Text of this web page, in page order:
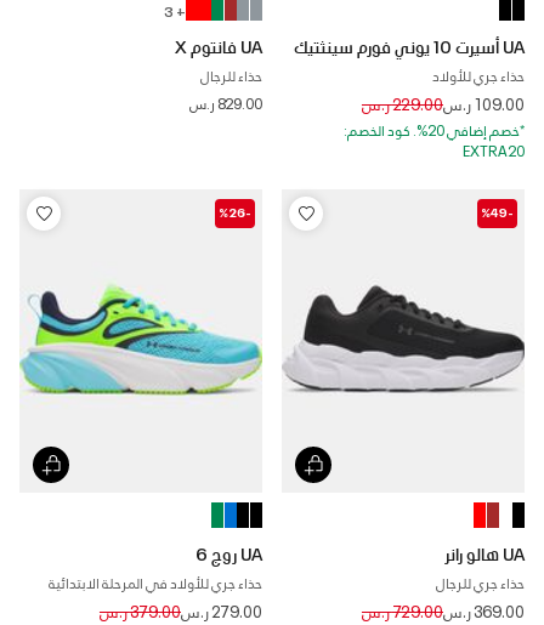
UA أسيرت 10 يوني فورم سينثتيك
حذاء جري للأولاد
109.00 ر.س Price reduced from
229.00 ر.س to
*خصم إضافي 20%. كود الخصم:
EXTRA20
+ 3
UA فانتوم X
حذاء للرجال
829.00 ر.س
-%49
UA هالو رانر
حذاء جري للرجال
369.00 ر.س Price reduced from
729.00 ر.س to
-%26
UA روج 6
حذاء جري للأولاد في المرحلة الابتدائية
279.00 ر.س Price reduced from
379.00 ر.س to